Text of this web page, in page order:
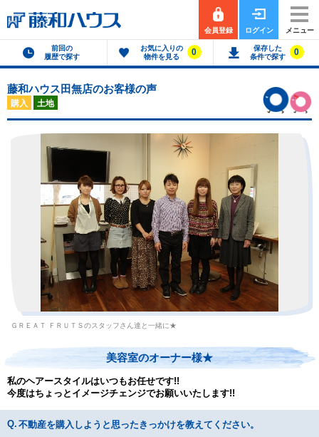
会員登録 ログイン メニュー
前回の
履歴で探す
お気に入りの
物件を見る
0
保存した
条件で探す
0
藤和ハウス田無店のお客様の声
購入 土地
ＧＲＥＡＴ ＦＲＵＴＳのスタッフさん達と一緒に★
美容室のオーナー様★
私のヘアースタイルはいつもお任せです!!
今度はちょっとイメージチェンジでお願いいたします!!
不動産を購入しようと思ったきっかけを教えてください。